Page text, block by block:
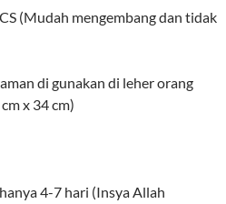
(Mudah mengembang dan tidak
di gunakan di leher orang
x 34 cm)
4-7 hari (Insya Allah